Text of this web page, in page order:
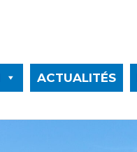
ACTUALITÉS